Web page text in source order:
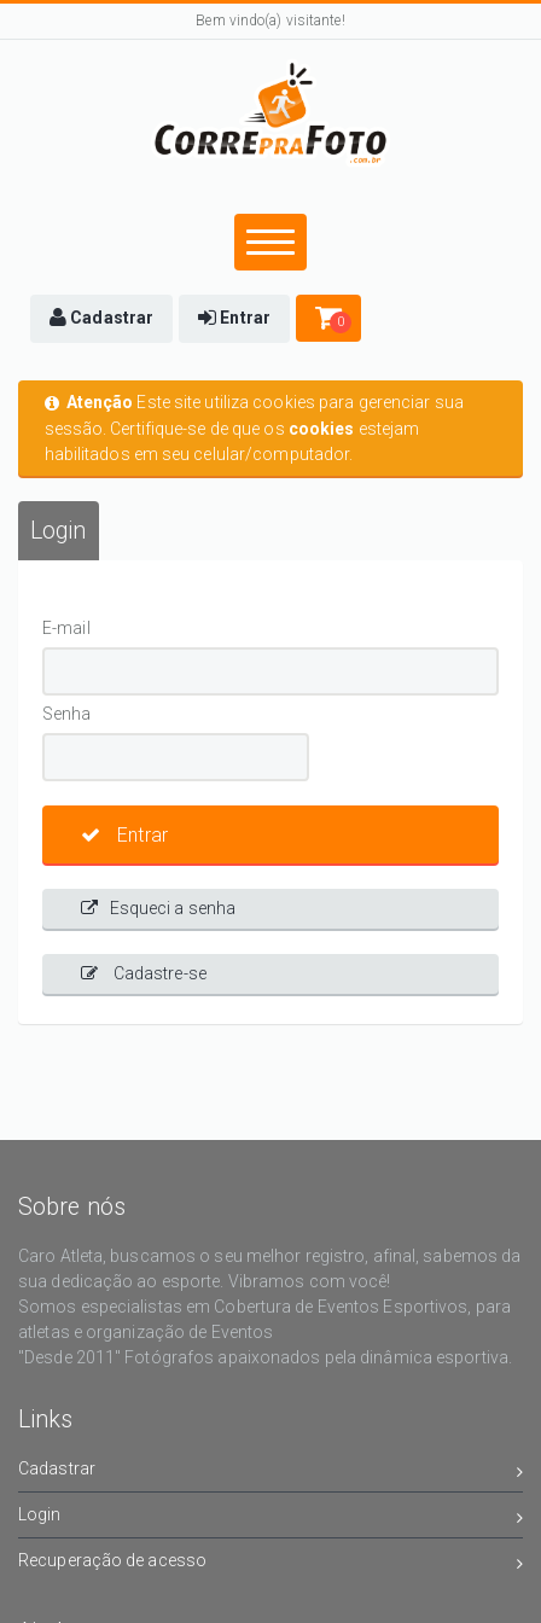
Bem vindo(a) visitante!
Cadastrar Entrar 0
Atenção Este site utiliza cookies para gerenciar sua
sessão. Certifique-se de que os cookies estejam
habilitados em seu celular/computador.
Login
E-mail
Senha
Entrar
Esqueci a senha
Cadastre-se
Sobre nós
Caro Atleta, buscamos o seu melhor registro, afinal, sabemos da
sua dedicação ao esporte. Vibramos com você!
Somos especialistas em Cobertura de Eventos Esportivos, para
atletas e organização de Eventos
"Desde 2011" Fotógrafos apaixonados pela dinâmica esportiva.
Links
Cadastrar
Login
Recuperação de acesso